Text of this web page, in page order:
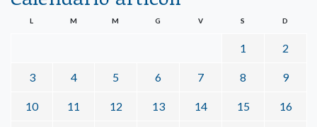
L M M G V S D
1 2
3 4 5 6 7 8 9
10 11 12 13 14 15 16